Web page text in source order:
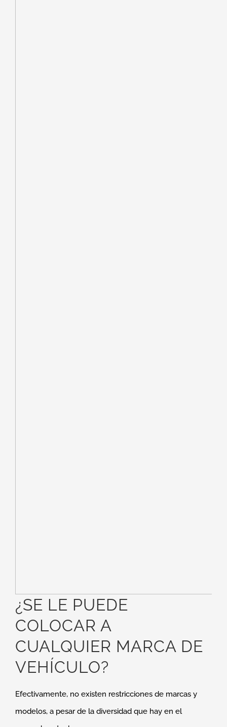
¿SE LE PUEDE
COLOCAR A
CUALQUIER MARCA DE
VEHÍCULO?
Efectivamente, no existen restricciones de marcas y
modelos, a pesar de la diversidad que hay en el